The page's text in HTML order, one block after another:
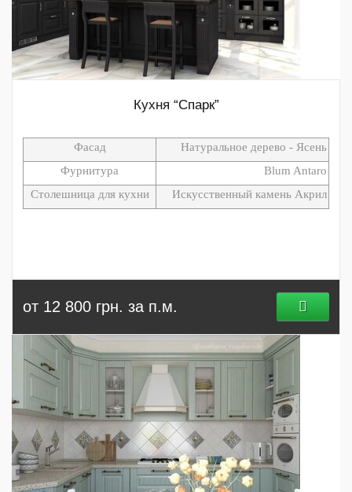
Кухня “Спарк”
от 12 800 грн. за п.м.
Фасад
Натуральное дерево - Ясень
Фурнитура
Blum Antaro
Столешница для кухни
Искусственный камень Акрил